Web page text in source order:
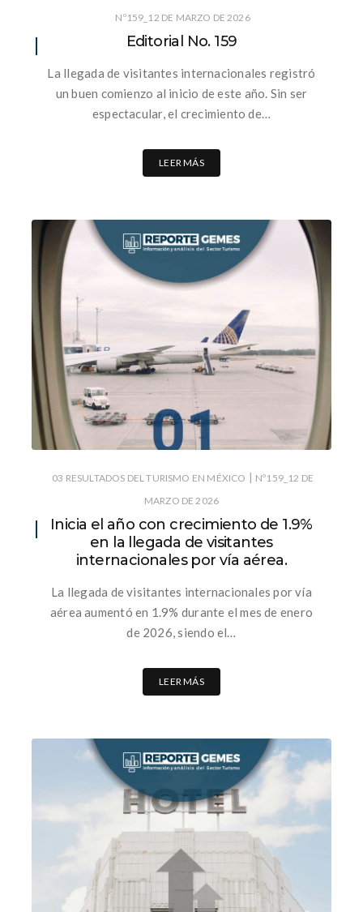
Nº159_12 DE MARZO DE 2026
Editorial No. 159
La llegada de visitantes internacionales registró
un buen comienzo al inicio de este año. Sin ser
espectacular, el crecimiento de…
LEER MÁS
03 RESULTADOS DEL TURISMO EN MÉXICO | Nº159_12 DE
MARZO DE 2026
Inicia el año con crecimiento de 1.9%
en la llegada de visitantes
internacionales por vía aérea.
La llegada de visitantes internacionales por vía
aérea aumentó en 1.9% durante el mes de enero
de 2026, siendo el…
LEER MÁS